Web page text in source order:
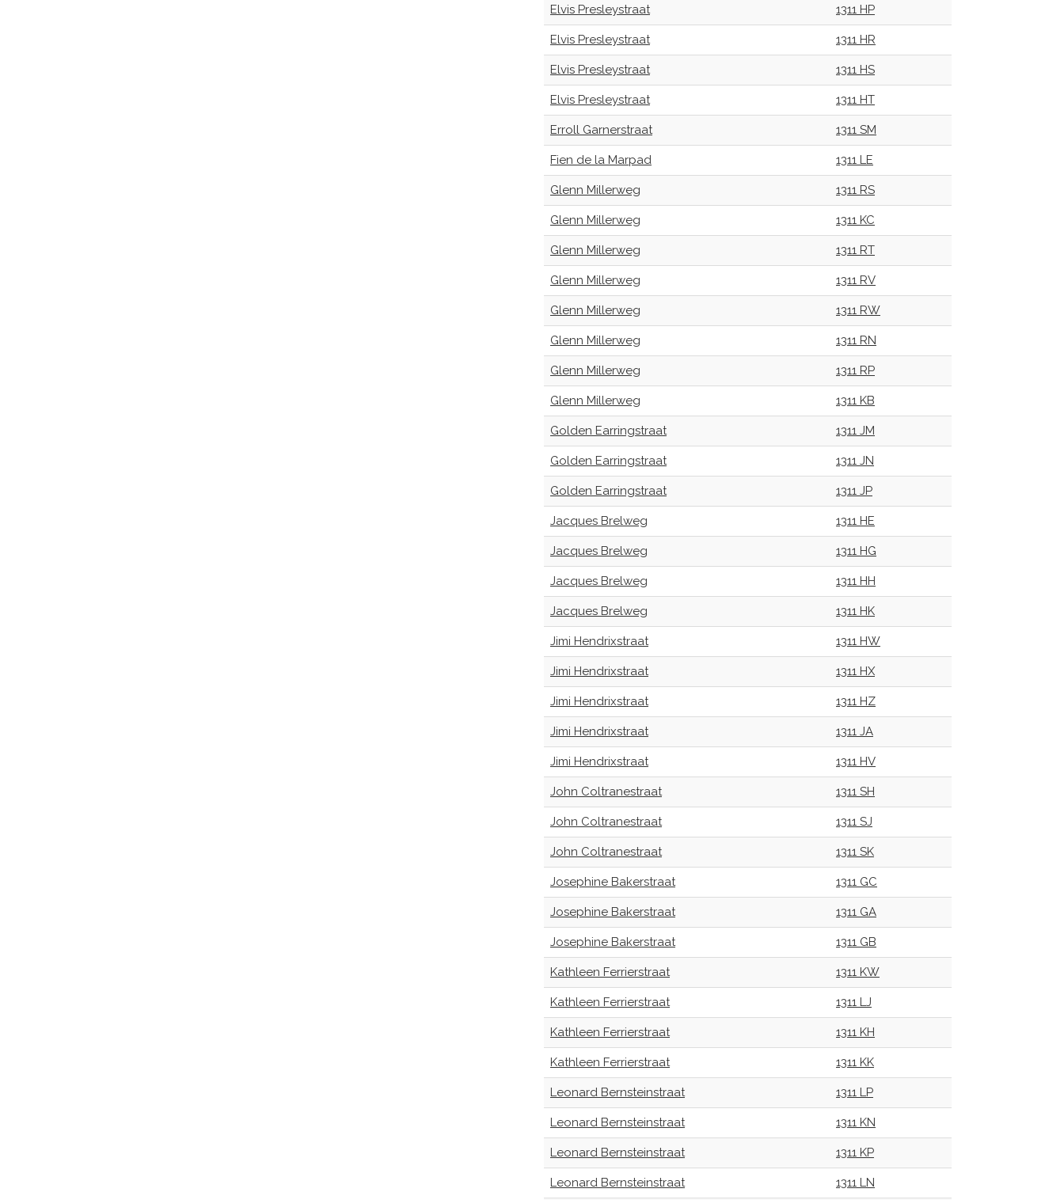
Elvis Presleystraat 1311 HP
Elvis Presleystraat 1311 HR
Elvis Presleystraat 1311 HS
Elvis Presleystraat 1311 HT
Erroll Garnerstraat 1311 SM
Fien de la Marpad 1311 LE
Glenn Millerweg 1311 RS
Glenn Millerweg 1311 KC
Glenn Millerweg 1311 RT
Glenn Millerweg 1311 RV
Glenn Millerweg 1311 RW
Glenn Millerweg 1311 RN
Glenn Millerweg 1311 RP
Glenn Millerweg 1311 KB
Golden Earringstraat 1311 JM
Golden Earringstraat 1311 JN
Golden Earringstraat 1311 JP
Jacques Brelweg 1311 HE
Jacques Brelweg 1311 HG
Jacques Brelweg 1311 HH
Jacques Brelweg 1311 HK
Jimi Hendrixstraat 1311 HW
Jimi Hendrixstraat 1311 HX
Jimi Hendrixstraat 1311 HZ
Jimi Hendrixstraat 1311 JA
Jimi Hendrixstraat 1311 HV
John Coltranestraat 1311 SH
John Coltranestraat 1311 SJ
John Coltranestraat 1311 SK
Josephine Bakerstraat 1311 GC
Josephine Bakerstraat 1311 GA
Josephine Bakerstraat 1311 GB
Kathleen Ferrierstraat 1311 KW
Kathleen Ferrierstraat 1311 LJ
Kathleen Ferrierstraat 1311 KH
Kathleen Ferrierstraat 1311 KK
Leonard Bernsteinstraat 1311 LP
Leonard Bernsteinstraat 1311 KN
Leonard Bernsteinstraat 1311 KP
Leonard Bernsteinstraat 1311 LN